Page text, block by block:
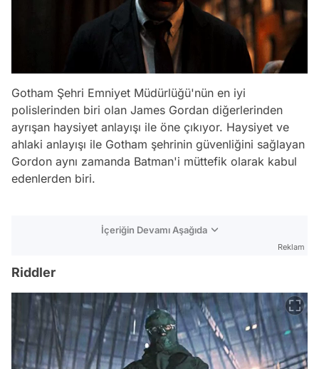
Gotham Şehri Emniyet Müdürlüğü'nün en iyi
polislerinden biri olan James Gordan diğerlerinden
ayrışan haysiyet anlayışı ile öne çıkıyor. Haysiyet ve
ahlaki anlayışı ile Gotham şehrinin güvenliğini sağlayan
Gordon aynı zamanda Batman'i müttefik olarak kabul
edenlerden biri.
İçeriğin Devamı Aşağıda
Reklam
Riddler